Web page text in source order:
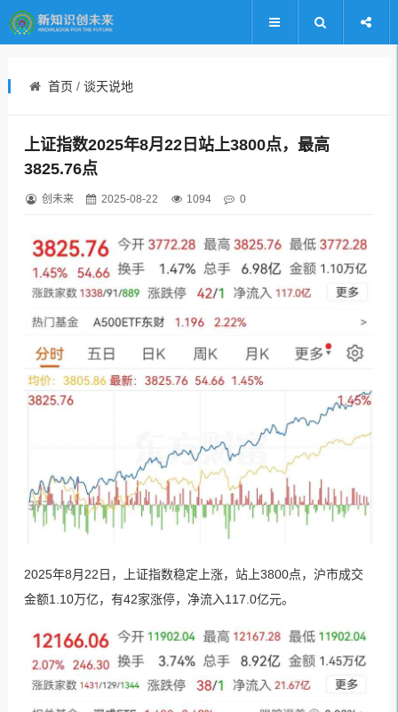
首页 / 谈天说地
上证指数2025年8月22日站上3800点，最高
3825.76点
创未来 2025-08-22 1094 0
2025年8月22日，上证指数稳定上涨，站上3800点，沪市成交
金额1.10万亿，有42家涨停，净流入117.0亿元。